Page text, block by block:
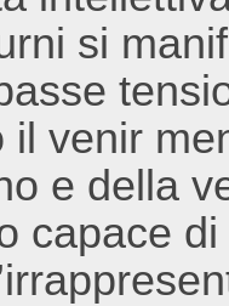
si
il venir
e della
capace